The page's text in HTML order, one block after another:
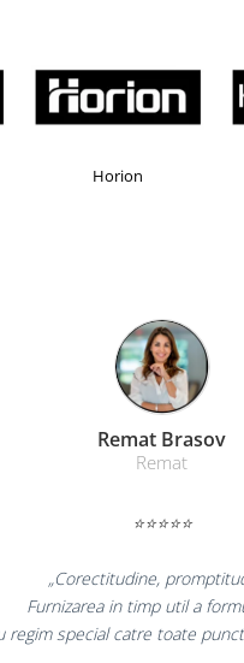
Liamed
Liamed
⭐⭐⭐⭐⭐
„Promotionalele sunt
colegii mei au fost
la fel si clientii